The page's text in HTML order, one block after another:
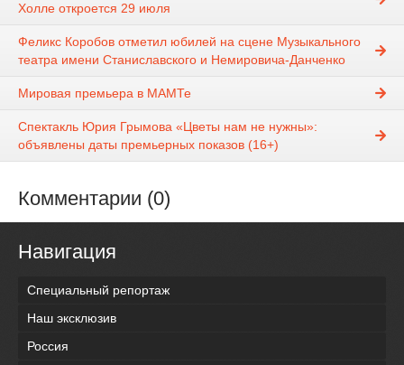
Холле откроется 29 июля
Феликс Коробов отметил юбилей на сцене Музыкального
театра имени Станиславского и Немировича-Данченко
Мировая премьера в МАМТе
Спектакль Юрия Грымова «Цветы нам не нужны»:
объявлены даты премьерных показов (16+)
Комментарии (0)
Навигация
Специальный репортаж
Наш эксклюзив
Россия